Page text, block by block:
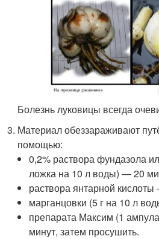
Болезнь луковицы всегда
Материал обеззараживают
помощью:
0,2% раствора фундазола
ложка на 10 л воды) — 20
раствора янтарной
марганцовки (5 г на 10 л
препарата Максим (1
минут, затем просушить.